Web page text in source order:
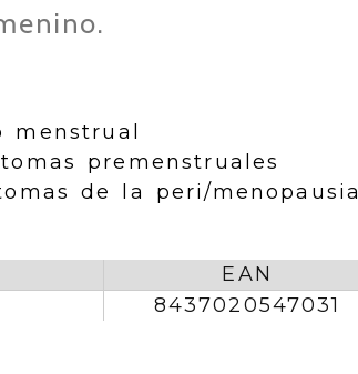
premenstruales
de la peri/menopausia
EAN
8437020547031